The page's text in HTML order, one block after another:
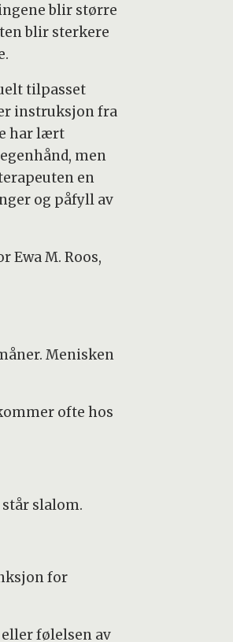
blir større
blir sterkere
tilpasset
instruksjon fra
har lært
men
en
og påfyll av
M. Roos,
Menisken
ofte hos
slalom.
for
følelsen av